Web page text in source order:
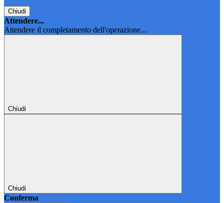
Chiudi
Attendere...
Attendere il completamento dell'operazione...
Chiudi
Chiudi
Conferma